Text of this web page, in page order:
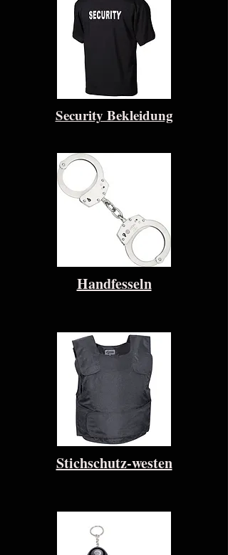
Security Bekleidung
Handfesseln
Stichschutz-westen